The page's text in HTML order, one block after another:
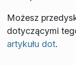
Możesz
dotyczącymi
artykułu dot.